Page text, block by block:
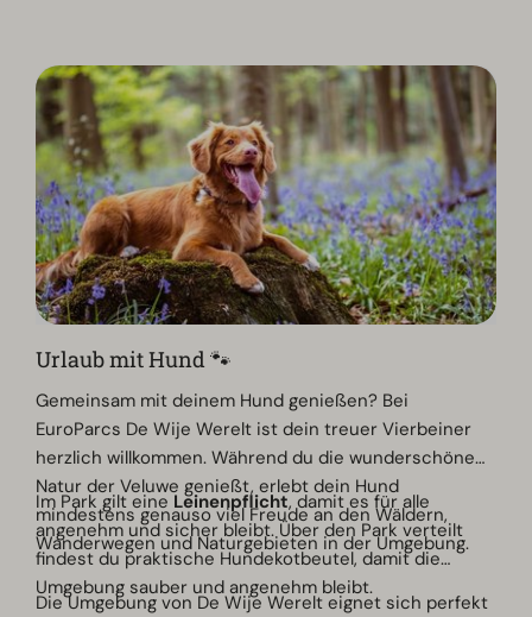
Urlaub mit Hund 🐾
Gemeinsam mit deinem Hund genießen? Bei
EuroParcs De Wije Werelt ist dein treuer Vierbeiner
herzlich willkommen. Während du die wunderschöne
Natur der Veluwe genießt, erlebt dein Hund
mindestens genauso viel Freude an den Wäldern,
Wanderwegen und Naturgebieten in der Umgebung.
Im Park gilt eine Leinenpflicht, damit es für alle
angenehm und sicher bleibt. Über den Park verteilt
findest du praktische Hundekotbeutel, damit die
Umgebung sauber und angenehm bleibt.
Die Umgebung von De Wije Werelt eignet sich perfekt